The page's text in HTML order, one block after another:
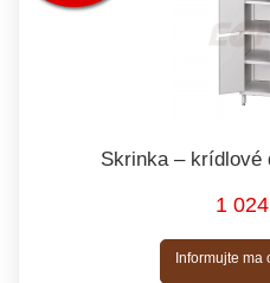
Skrinka – krídlové
1
Informujte ma